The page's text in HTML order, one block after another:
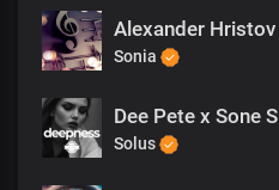
Alexander Hristov
Sonia
Solus